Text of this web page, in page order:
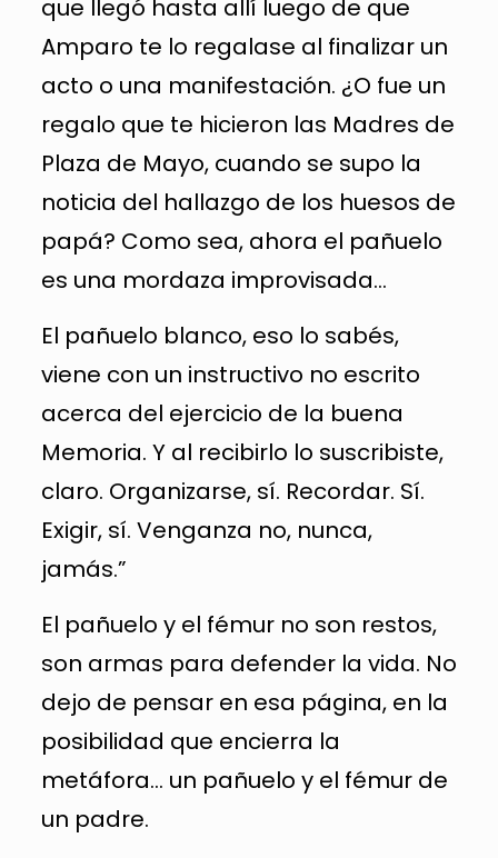
que llegó hasta allí luego de que
Amparo te lo regalase al finalizar un
acto o una manifestación. ¿O fue un
regalo que te hicieron las Madres de
Plaza de Mayo, cuando se supo la
noticia del hallazgo de los huesos de
papá? Como sea, ahora el pañuelo
es una mordaza improvisada…
El pañuelo blanco, eso lo sabés,
viene con un instructivo no escrito
acerca del ejercicio de la buena
Memoria. Y al recibirlo lo suscribiste,
claro. Organizarse, sí. Recordar. Sí.
Exigir, sí. Venganza no, nunca,
jamás.”
El pañuelo y el fémur no son restos,
son armas para defender la vida. No
dejo de pensar en esa página, en la
posibilidad que encierra la
metáfora… un pañuelo y el fémur de
un padre.